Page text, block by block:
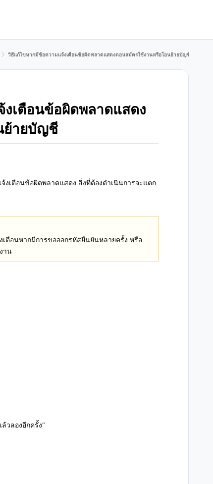
วิธีแก้ไขหากมีข้อความแจ้งเตือนข้อผิดพลาดแสดงตอนสมัครใช้งานหรือโอนย้ายบัญชี
เตือนข้อผิดพลาดแสดง
ย้ายบัญชี
เตือนข้อผิดพลาดแสดง สิ่งที่ต้องดำเนินการจะแตก
ตือนหากมีการขอออกรหัสยืนยันหลายครั้ง หรือ
าน
วลองอีกครั้ง"